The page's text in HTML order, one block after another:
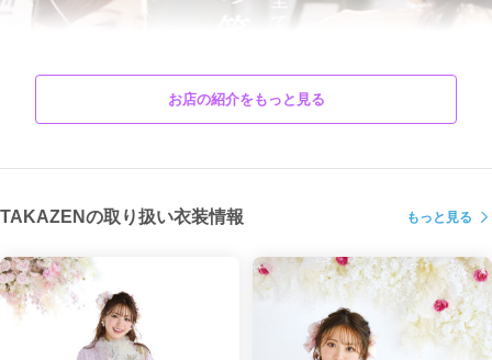
お店の紹介をもっと見る
TAKAZENの取り扱い衣装情報 もっと見る